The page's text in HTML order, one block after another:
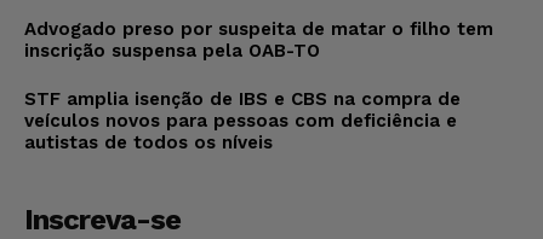
Advogado preso por suspeita de matar o filho tem
inscrição suspensa pela OAB-TO
STF amplia isenção de IBS e CBS na compra de
veículos novos para pessoas com deficiência e
autistas de todos os níveis
Inscreva-se